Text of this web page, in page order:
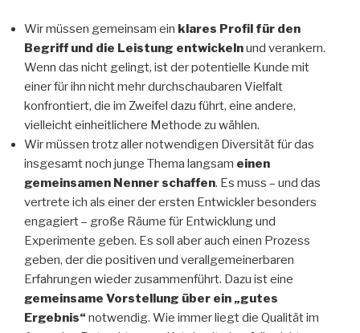
Wir müssen gemeinsam ein klares Profil für den
Begriff und die Leistung entwickelnund verankern.
Wenn das nicht gelingt, ist der potentielle Kunde mit
einer für ihn nicht mehr durchschaubaren Vielfalt
konfrontiert, die im Zweifel dazu führt, eine andere,
vielleicht einheitlichere Methode zu wählen.
Wir müssen trotz aller notwendigen Diversität für das
insgesamt noch junge Thema langsam einen
gemeinsamen Nenner schaffen. Es muss – und das
vertrete ich als einer der ersten Entwickler besonders
engagiert – große Räume für Entwicklung und
Experimente geben. Es soll aber auch einen Prozess
geben, der die positiven und verallgemeinerbaren
Erfahrungen wieder zusammenführt. Dazu ist eine
gemeinsame Vorstellung über ein „gutes
Ergebnis“ notwendig. Wie immer liegt die Qualität im